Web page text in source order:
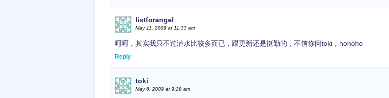
listforangel
May 11, 2009 at 11:33 am
呵呵，其实我只不过潜水比较多而已，跟更新还是挺勤的，不信你问toki，hohoho
Reply
toki
May 6, 2009 at 9:29 am